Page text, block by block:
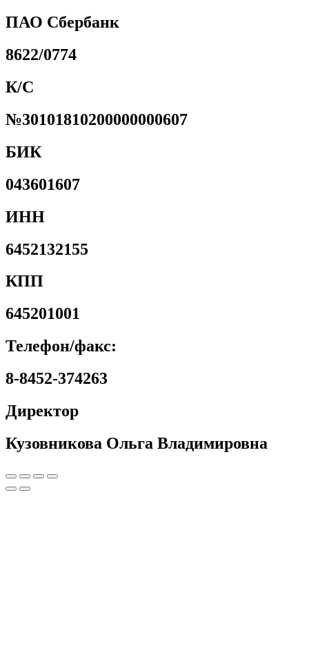
ПАО Сбербанк
8622/0774
К/С
№30101810200000000607
БИК
043601607
ИНН
6452132155
КПП
645201001
Телефон/факс:
8-8452-374263
Директор
Кузовникова Ольга Владимировна